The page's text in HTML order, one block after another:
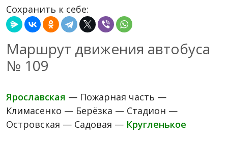
Сохранить к себе:
Маршрут движения автобуса
№ 109
Ярославская — Пожарная часть —
Климасенко — Берёзка — Стадион —
Островская — Садовая — Кругленькое